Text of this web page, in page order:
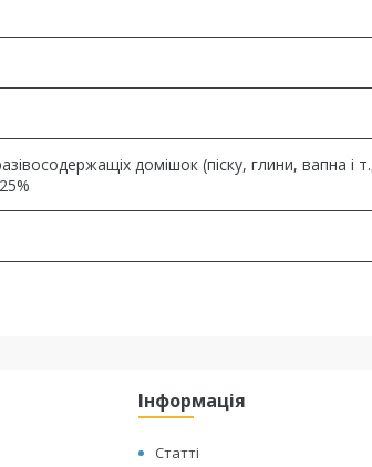
домішок (піску, глини, вапна і
Інформація
Статті